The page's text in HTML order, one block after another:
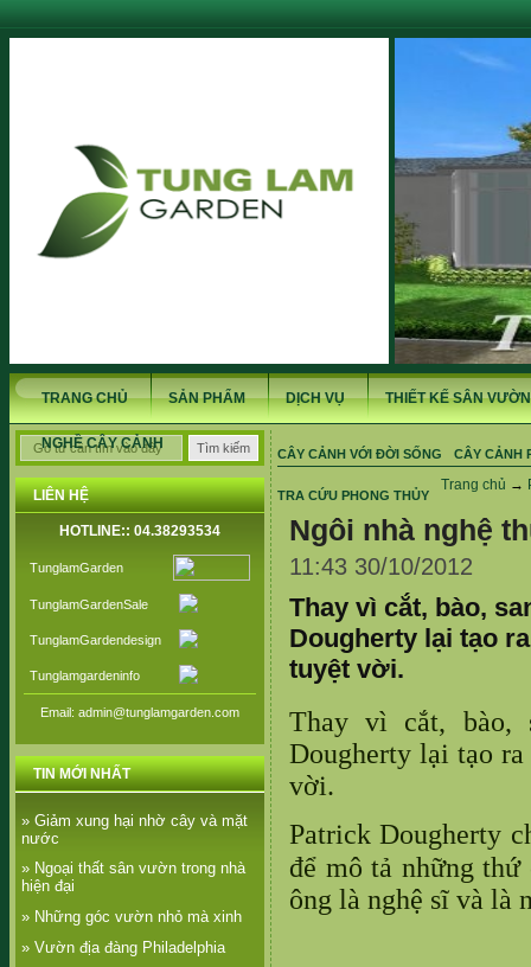
TRANG CHỦ SẢN PHẨM DỊCH VỤ THIẾT KẾ SÂN VƯỜN
NGHỀ CÂY CẢNH
LIÊN HỆ
HOTLINE:: 04.38293534
TunglamGarden
TunglamGardenSale
TunglamGardendesign
Tunglamgardeninfo
Email: admin@tunglamgarden.com
TIN MỚI NHẤT
» Giảm xung hại nhờ cây và mặt
nước
» Ngoại thất sân vườn trong nhà
hiện đại
» Những góc vườn nhỏ mà xinh
» Vườn địa đàng Philadelphia
CÂY CẢNH VỚI ĐỜI SỐNG CÂY CẢNH
TRA CỨU PHONG THỦY
Trang chủ →
Ngôi nhà nghệ
11:43 30/10/2012
Thay vì cắt, bào,
Dougherty lại tạo
tuyệt vời.
Thay vì cắt, bào,
Dougherty lại tạo
vời.
Patrick Dougherty
để mô tả những
ông là nghệ sĩ và là